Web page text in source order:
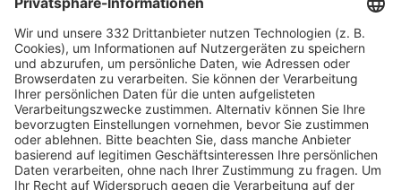
HÄUFIG BESUCHTE SEITEN
Pässe und Vereinswechsel
Trainerausbildung
Schulungsangebot Vereinsmitarbeiter
BFV-Geschäftsstellen
Trainerbörse